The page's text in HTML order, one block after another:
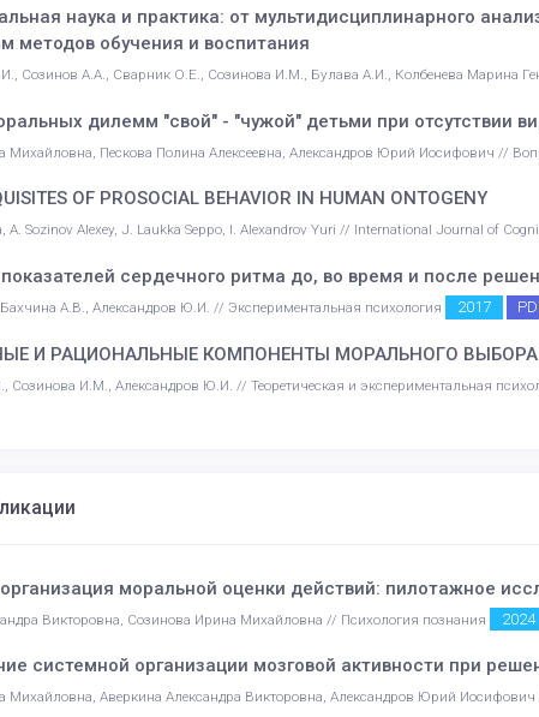
наука и практика: от мультидисциплинарного
методов обучения и воспитания
Созинов А.А., Сварник О.Е., Созинова И.М., Булава А.И., Колбенева Марина
дилемм "свой" - "чужой" детьми при отсутствии
Михайловна, Пескова Полина Алексеевна, Александров Юрий Иосифович //
OF PROSOCIAL BEHAVIOR IN HUMAN ONTOGENY
A. Sozinov Alexey, J. Laukka Seppo, I. Alexandrov Yuri // International Journal of
сердечного ритма до, во время и после
А.В., Александров Ю.И. // Экспериментальная психология 2017
И РАЦИОНАЛЬНЫЕ КОМПОНЕНТЫ МОРАЛЬНОГО ВЫБОРА
Созинова И.М., Александров Ю.И. // Теоретическая и экспериментальная
моральной оценки действий: пилотажное
Викторовна, Созинова Ирина Михайловна // Психология познания 2024
системной организации мозговой активности при
Михайловна, Аверкина Александра Викторовна, Александров Юрий